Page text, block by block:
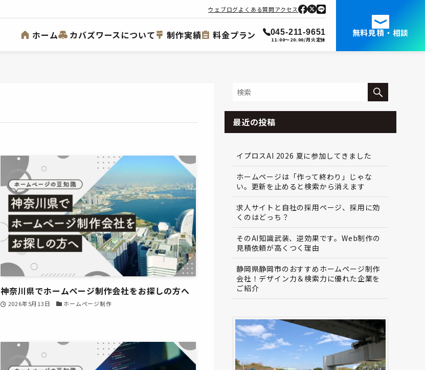
ウェブログよくある質問アクセス
ホーム カバズワースについて 制作実績 料金プラン 045-211-9651
11:00～20:00/月火定休
無料見積・相談
神奈川県でホームページ制作会社をお探しの方へ
2026年5月13日 ホームページ制作
最近の投稿
イプロスAI 2026 夏に参加してきました
ホームページは「作って終わり」じゃな
い。更新を止めると検索から消えます
求人サイトと自社の採用ページ、採用に効
くのはどっち？
そのAI知識武装、逆効果です。Web制作の
見積依頼が高くつく理由
静岡県静岡市のおすすめホームページ制作
会社！デザイン力＆検索力に優れた企業を
ご紹介